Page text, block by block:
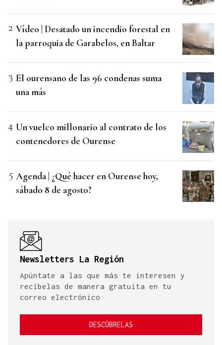
Vídeo | Desatado un incendio forestal en
la parroquia de Garabelos, en Baltar
El ourensano de las 96 condenas suma
una más
Un vuelco millonario al contrato de los
contenedores de Ourense
Agenda | ¿Qué hacer en Ourense hoy,
sábado 8 de agosto?
Newsletters La Región
Apúntate a las que más te interesen y
recíbelas de manera gratuita en tu
correo electrónico
DESCÚBRELAS